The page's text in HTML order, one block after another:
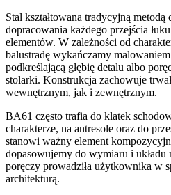
Stal kształtowana tradycyjną
dopracowania każdego przejścia
elementów. W zależności od
balustradę wykańczamy
podkreślającą głębię detalu albo
stolarki. Konstrukcja zachowuje
wewnętrznym, jak i zewnętrznym.
BA61 często trafia do klatek
charakterze, na antresole oraz do
stanowi ważny element
dopasowujemy do wymiaru i układu
poręczy prowadziła użytkownika w
architekturą.